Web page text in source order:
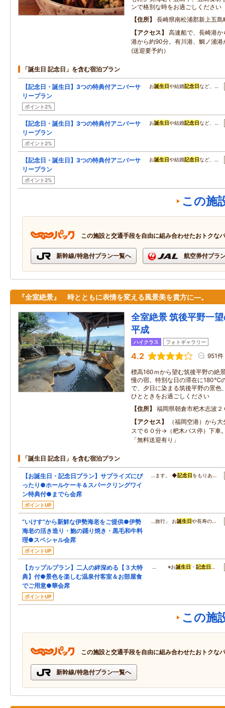
ンで格別な時をお過ごしください
住所
長崎県南松浦郡新上五
アクセス
高速船で、長崎港
港から約90分。有川港、鯛ノ浦
(送迎要予約）
「誕生日 記念日」を含む宿泊プラン
【記念日・誕生日】3つの特典付アニバーサ
リープラン
ポイント2%
お誕生日や結婚記念日など、…
【記念日・誕生日】3つの特典付アニバーサ
リープラン
ポイント2%
お誕生日や結婚記念日など、…
【記念日・誕生日】3つの特典付アニバーサ
リープラン
ポイント2%
お誕生日や結婚記念日など、…
この施
この施設と交通手段を自由に組み合わせたおトクな
新幹線/特急付プラン一覧へ 航空券付プラ
『全室絶景』 時とともに表情を変える風景美を貴方に―。
全室絶景 筑後平野一
平成
ハイクラス フォトギャラリー
4.2 951件
標高160ｍから望む筑後平野の絶
慢の宿。特別な日の滞在に180℃
で、夕日に染まる筑後平野の景色
ひとときをお過ごしください
住所
福岡県朝倉市杷木志波２
アクセス
（福岡空港）から
スで６０分→（杷木バス停）下車
「無料送迎有り」
「誕生日 記念日」を含む宿泊プラン
【お誕生日・記念日プラン】サプライズにぴ
ったり●ホールケーキ＆スパークリングワイ
ン特典付●までら会席
ポイントUP
…ます。 ◆記念日 をもりあ…
“いけす”から新鮮な伊勢海老をご提供●伊勢
海老の活き造り・鮑の踊り焼き・黒毛和牛料
理●スペシャル会席
ポイントUP
…旅行」 お誕生日や長寿の…
【カップルプラン】二人の絆深める【３大特
典】付●景色を楽しむ温泉付客室＆お部屋食
でご用意●華会席
ポイントUP
… ※お誕生日 ・記念日 …
この施
この施設と交通手段を自由に組み合わせたおトクな
新幹線/特急付プラン一覧へ